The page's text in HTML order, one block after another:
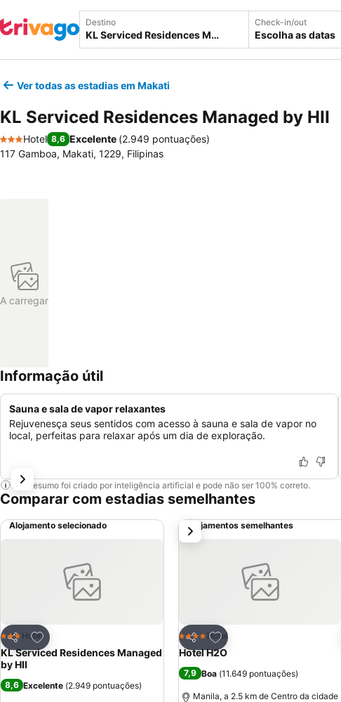
Destino Check-in/out
Escolha as datas
Ver todas as estadias em Makati
KL Serviced Residences Managed by HII
3 Estrelas
Hotel 8,6 Excelente (2.949 pontuações)
117 Gamboa, Makati, 1229, Filipinas
A carregar
Informação útil
Sauna e sala de vapor relaxantes
Rejuvenesça seus sentidos com acesso à sauna e sala de vapor no
local, perfeitas para relaxar após um dia de exploração.
Este resumo foi criado por inteligência artificial e pode não ser 100% correto.
Comparar com estadias semelhantes
Alojamento selecionado
Partilhar
Adicionar aos favoritos
3 Estrelas
Hotel
KL Serviced Residences Managed
by HII
8,6 Excelente (2.949 pontuações)
Alojamentos semelhantes
Partilhar
Adicionar aos favoritos
4 EstrelasHotel
Hotel H2O
7,9 Boa (11.649 pontuações)
Manila, a 2.5 km de Centro da cidade
próximo